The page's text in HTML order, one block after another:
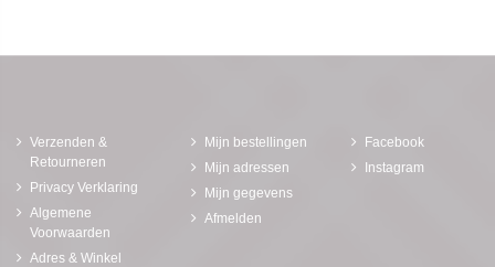
Verzenden &
Retourneren
Privacy Verklaring
Algemene
Voorwaarden
Adres & Winkel
Mijn bestellingen
Mijn adressen
Mijn gegevens
Afmelden
Facebook
Instagram